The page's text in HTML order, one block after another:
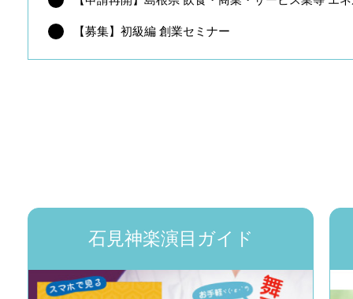
【募集】初級編 創業セミナー
石見神楽演目ガイド